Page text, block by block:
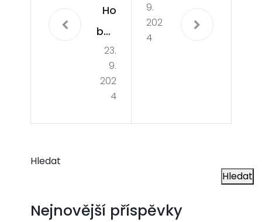
Ho
bby
s
úna
vou
23.
9.
202
4
9.
202
4
Hledat
Hledat
Nejnovější příspěvky